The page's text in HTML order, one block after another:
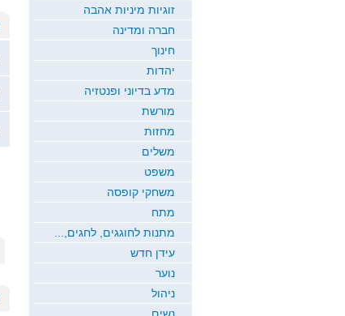
זוגיות מיניות אהבה
חברה ומדינה
חינוך
יהדות
מדע בדיוני ופנטזיה
מורשת
מחזות
משלים
משפט
משחקי קופסה
מתח
מתנות לחוגגים, לחגים,...
עידן חדש
נוער
ניהול